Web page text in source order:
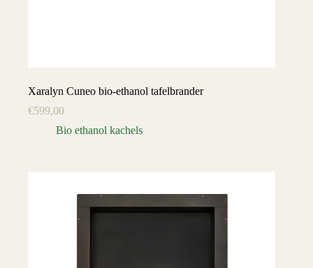
Xaralyn Cuneo bio-ethanol tafelbrander
€599,00
Bio ethanol kachels